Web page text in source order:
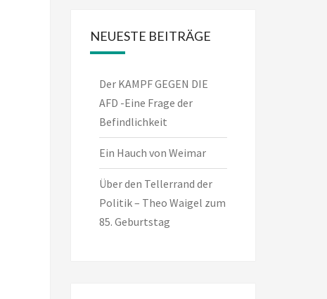
NEUESTE BEITRÄGE
Der KAMPF GEGEN DIE
AFD -Eine Frage der
Befindlichkeit
Ein Hauch von Weimar
Über den Tellerrand der
Politik – Theo Waigel zum
85. Geburtstag